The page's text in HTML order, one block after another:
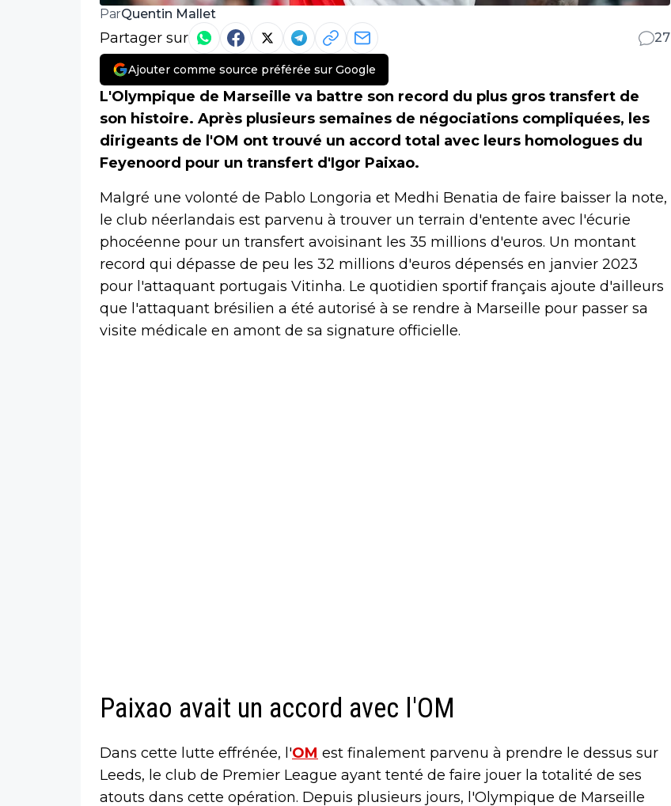
ParQuentin Mallet
Partager sur 27
Ajouter comme source préférée sur Google
L'Olympique de Marseille va battre son record du plus gros transfert de
son histoire. Après plusieurs semaines de négociations compliquées, les
dirigeants de l'OM ont trouvé un accord total avec leurs homologues du
Feyenoord pour un transfert d'Igor Paixao.
Malgré une volonté de Pablo Longoria et Medhi Benatia de faire baisser la note,
le club néerlandais est parvenu à trouver un terrain d'entente avec l'écurie
phocéenne pour un transfert avoisinant les 35 millions d'euros. Un montant
record qui dépasse de peu les 32 millions d'euros dépensés en janvier 2023
pour l'attaquant portugais Vitinha. Le quotidien sportif français ajoute d'ailleurs
que l'attaquant brésilien a été autorisé à se rendre à Marseille pour passer sa
visite médicale en amont de sa signature officielle.
Paixao avait un accord avec l'OM
Dans cette lutte effrénée, l'OM est finalement parvenu à prendre le dessus sur
Leeds, le club de Premier League ayant tenté de faire jouer la totalité de ses
atouts dans cette opération. Depuis plusieurs jours, l'Olympique de Marseille